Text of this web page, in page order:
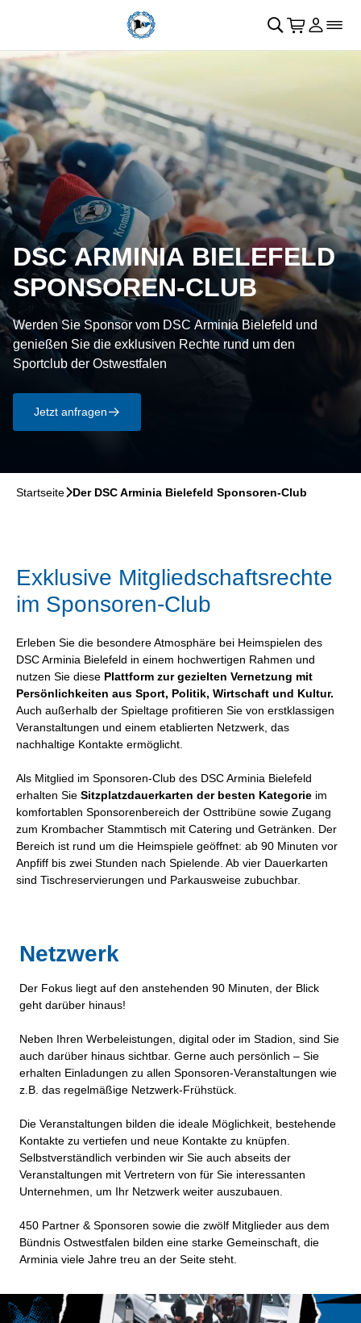
􀄫
􀊫 􀍩 Login
􀉩􀌇
DSC ARMINIA BIELEFELD
SPONSOREN-CLUB
Werden Sie Sponsor vom DSC Arminia Bielefeld und
genießen Sie die exklusiven Rechte rund um den
Sportclub der Ostwestfalen
Jetzt anfragen􀄫
Startseite􀆊Der DSC Arminia Bielefeld Sponsoren-Club
Exklusive Mitgliedschaftsrechte
im Sponsoren-Club
Erleben Sie die besondere Atmosphäre bei Heimspielen des
DSC Arminia Bielefeld in einem hochwertigen Rahmen und
nutzen Sie diese Plattform zur gezielten Vernetzung mit
Persönlichkeiten aus Sport, Politik, Wirtschaft und Kultur.
Auch außerhalb der Spieltage profitieren Sie von erstklassigen
Veranstaltungen und einem etablierten Netzwerk, das
nachhaltige Kontakte ermöglicht.
Als Mitglied im Sponsoren-Club des DSC Arminia Bielefeld
erhalten Sie Sitzplatzdauerkarten der besten Kategorie im
komfortablen Sponsorenbereich der Osttribüne sowie Zugang
zum Krombacher Stammtisch mit Catering und Getränken. Der
Bereich ist rund um die Heimspiele geöffnet: ab 90 Minuten vor
Anpfiff bis zwei Stunden nach Spielende. Ab vier Dauerkarten
sind Tischreservierungen und Parkausweise zubuchbar.
Netzwerk
Der Fokus liegt auf den anstehenden 90 Minuten, der Blick
geht darüber hinaus!
Neben Ihren Werbeleistungen, digital oder im Stadion, sind Sie
auch darüber hinaus sichtbar. Gerne auch persönlich – Sie
erhalten Einladungen zu allen Sponsoren-Veranstaltungen wie
z.B. das regelmäßige Netzwerk-Frühstück.
Die Veranstaltungen bilden die ideale Möglichkeit, bestehende
Kontakte zu vertiefen und neue Kontakte zu knüpfen.
Selbstverständlich verbinden wir Sie auch abseits der
Veranstaltungen mit Vertretern von für Sie interessanten
Unternehmen, um Ihr Netzwerk weiter auszubauen.
450 Partner & Sponsoren sowie die zwölf Mitglieder aus dem
Bündnis Ostwestfalen bilden eine starke Gemeinschaft, die
Arminia viele Jahre treu an der Seite steht.